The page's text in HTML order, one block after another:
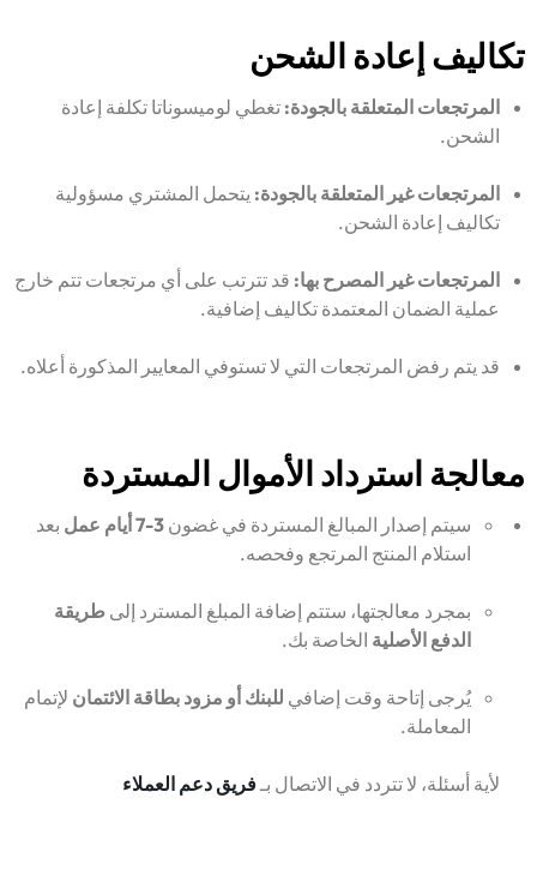
تكاليف إعادة الشحن
المرتجعات المتعلقة بالجودة: تغطي لوميسوناتا تكلفة إعادة
الشحن.
المرتجعات غير المتعلقة بالجودة: يتحمل المشتري مسؤولية
تكاليف إعادة الشحن.
المرتجعات غير المصرح بها: قد تترتب على أي مرتجعات تتم خارج
عملية الضمان المعتمدة تكاليف إضافية.
قد يتم رفض المرتجعات التي لا تستوفي المعايير المذكورة أعلاه.
معالجة استرداد الأموال المستردة
سيتم إصدار المبالغ المستردة في غضون 3-7 أيام عمل
بعد
استلام المنتج المرتجع وفحصه.
بمجرد معالجتها، ستتم إضافة المبلغ المسترد إلى طريقة
الدفع الأصلية الخاصة بك.
يُرجى إتاحة وقت إضافي للبنك أو مزود بطاقة الائتمان لإتمام
المعاملة.
لأية أسئلة، لا تتردد في الاتصال بـفريق دعم العملاء